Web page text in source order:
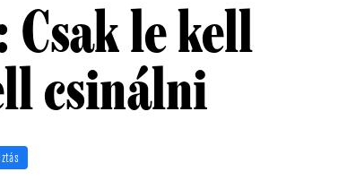
le kell
csinálni